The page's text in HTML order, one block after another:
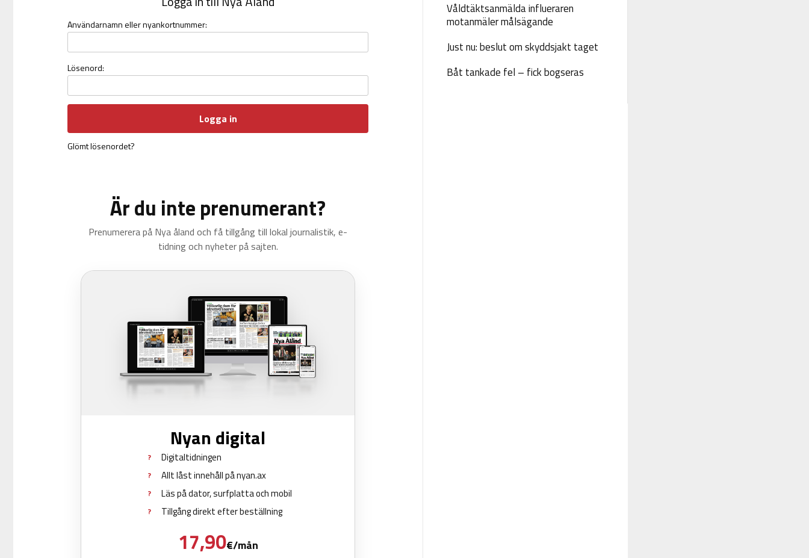
Våldtäktsanmälda influeraren
motanmäler målsägande
Just nu: beslut om skyddsjakt taget
Båt tankade fel – fick bogseras